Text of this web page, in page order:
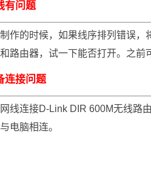
有问题
作的时候，如果线序排列错误
路由器，试一下能否打开。之前
连接问题
线连接D-Link DIR 600M无线路
电脑相连。